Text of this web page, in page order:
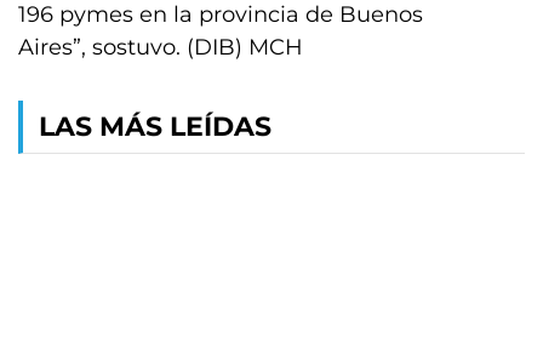
196 pymes en la provincia de Buenos
Aires”, sostuvo. (DIB) MCH
LAS MÁS LEÍDAS